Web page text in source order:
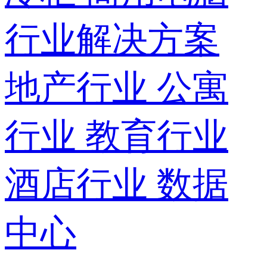
行业解决方案
地产行业 公寓
行业 教育行业
酒店行业 数据
中心